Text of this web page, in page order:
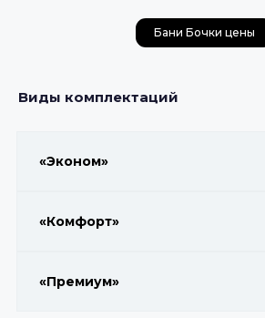
Бани Бочки цены
Виды комплектаций
«Эконом»
«Комфорт»
«Премиум»